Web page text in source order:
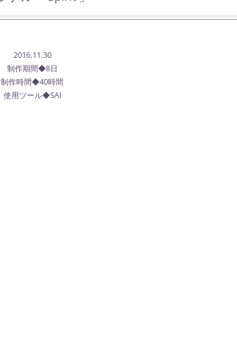
2016.11.30
制作期間◆8日
制作時間◆40時間
使用ツール◆SAI